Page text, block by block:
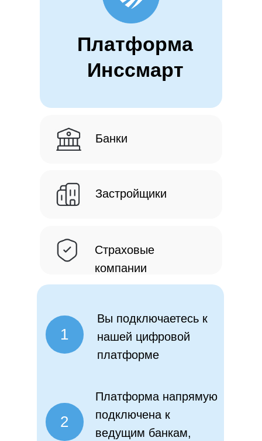
Платформа
Инссмарт
Банки
Застройщики
Страховые
компании
1
Вы подключаетесь к
нашей цифровой
платформе
2
Платформа напрямую
подключена к
ведущим банкам,